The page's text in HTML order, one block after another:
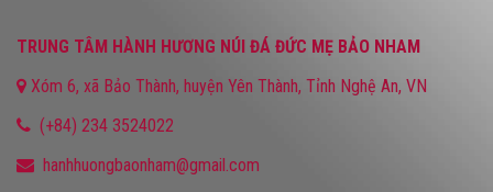
TRUNG TÂM HÀNH HƯƠNG NÚI ĐÁ ĐỨC MẸ BẢO NHAM
Xóm 6, xã Bảo Thành, huyện Yên Thành, Tỉnh Nghệ An, VN
(+84) 234 3524022
hanhhuongbaonham@gmail.com